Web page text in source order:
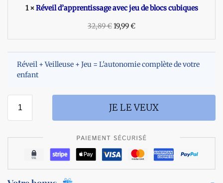
n
e
a
v
e
c
i
u
s
e
d
’
a
e
s
s
g
e
a
v
1×Réveil d’apprentissage avec jeu de blocs cubiques
32,89€19,99€
Réveil + Veilleuse + Jeu = L'autonomie complète de votre
enfant
JE LE VEUX